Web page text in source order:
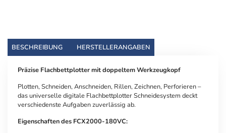
BESCHREIBUNG HERSTELLERANGABEN
Präzise Flachbettplotter mit doppeltem Werkzeugkopf
Plotten, Schneiden, Anschneiden, Rillen, Zeichnen, Perforieren –
das universelle digitale Flachbettplotter Schneidesystem deckt
verschiedenste Aufgaben zuverlässig ab.
Eigenschaften des FCX2000-180VC: